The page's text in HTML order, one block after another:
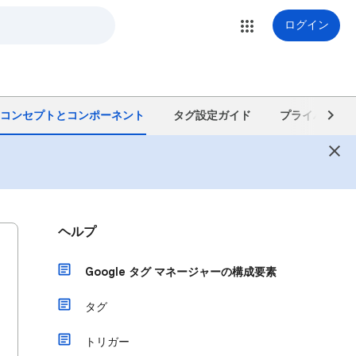
ログイン
コンセプトとコンポーネント タグ設定ガイド プライバシー
ヘルプ
Google タグ マネージャーの構成要素
タグ
トリガー